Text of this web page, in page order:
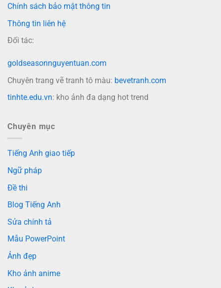
Chính sách bảo mật thông tin
Thông tin liên hệ
Đối tác:
goldseasonnguyentuan.com
Chuyên trang vẽ tranh tô màu: bevetranh.com
tinhte.edu.vn: kho ảnh đa dạng hot trend
Chuyên mục
Tiếng Anh giao tiếp
Ngữ pháp
Đề thi
Blog Tiếng Anh
Sửa chính tả
Mẫu PowerPoint
Ảnh đẹp
Kho ảnh anime